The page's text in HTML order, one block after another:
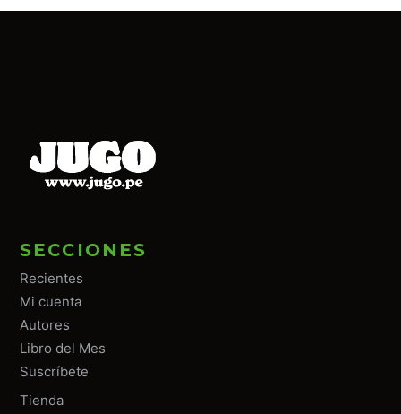
SECCIONES
Recientes
Mi cuenta
Autores
Libro del Mes
Suscríbete
Tienda